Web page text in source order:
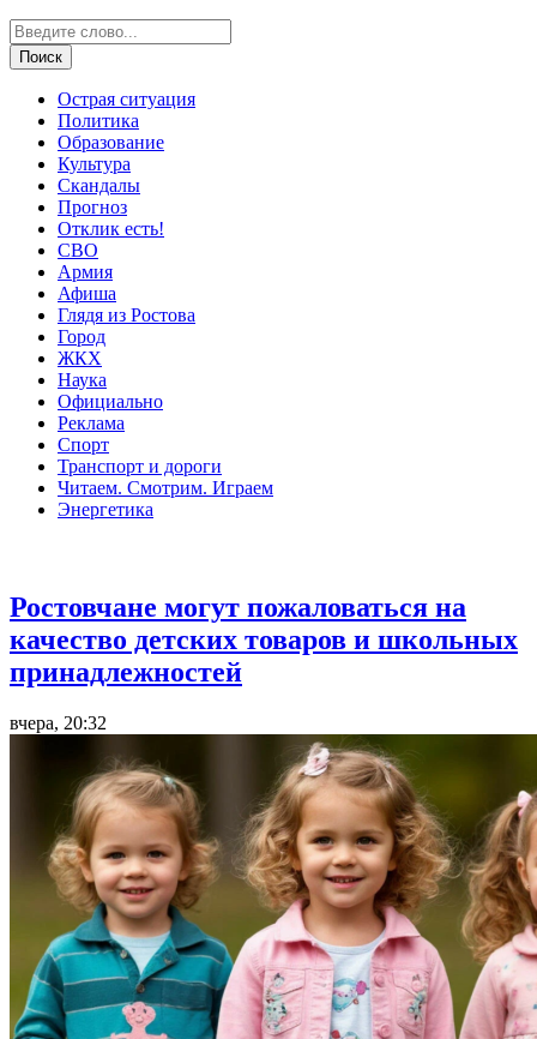
Острая ситуация
Политика
Образование
Культура
Скандалы
Прогноз
Отклик есть!
СВО
Армия
Афиша
Глядя из Ростова
Город
ЖКХ
Наука
Официально
Реклама
Спорт
Транспорт и дороги
Читаем. Смотрим. Играем
Энергетика
Ростовчане могут пожаловаться на
качество детских товаров и школьных
принадлежностей
вчера, 20:32